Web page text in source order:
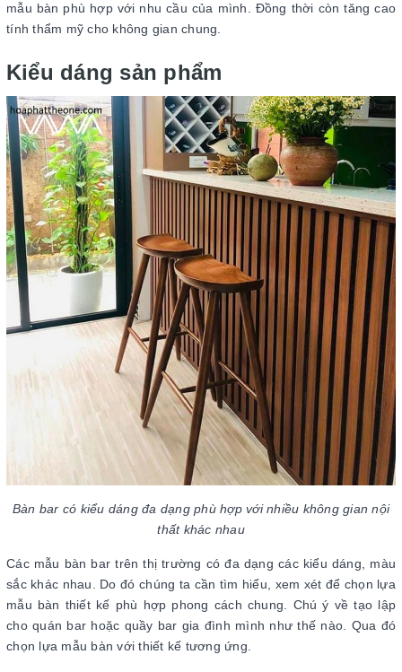
mẫu bàn phù hợp với nhu cầu của mình. Đồng thời còn tăng cao
tính thẩm mỹ cho không gian chung.
Kiểu dáng sản phẩm
Bàn bar có kiểu dáng đa dạng phù hợp với nhiều không gian nội
thất khác nhau
Các mẫu bàn bar trên thị trường có đa dạng các kiểu dáng, màu
sắc khác nhau. Do đó chúng ta cần tìm hiểu, xem xét để chọn lựa
mẫu bàn thiết kế phù hợp phong cách chung. Chú ý về tạo lập
cho quán bar hoặc quầy bar gia đình mình như thế nào. Qua đó
chọn lựa mẫu bàn với thiết kế tương ứng.